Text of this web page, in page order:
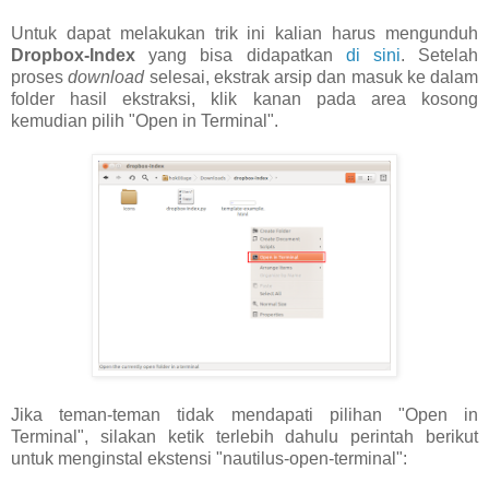
Untuk dapat melakukan trik ini kalian harus mengunduh
Dropbox-Index yang bisa didapatkan di sini. Setelah
prosesdownloadselesai, ekstrak arsip dan masuk ke dalam
folder hasil ekstraksi, klik kanan pada area kosong
kemudian pilih "Open in Terminal".
Jika teman-teman tidak mendapati pilihan "Open in
Terminal", silakan ketik terlebih dahulu perintah berikut
untuk menginstal ekstensi "nautilus-open-terminal":